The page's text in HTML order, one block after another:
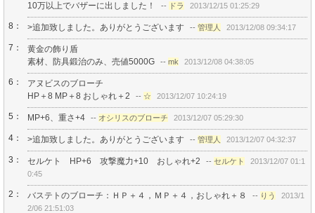
10万以上でバザーに出しました！
-- ドラ 2013/12/15 01:25:29
8： >追加致しました。ありがとうございます -- 管理人 2013/12/08 09:34:17
7：
黄金の飾り盾
素材、防具鍛治のみ、売値5000G
-- mk 2013/12/08 04:38:05
6：
アヌビスのブローチ
HP＋8 MP＋8 おしゃれ＋2
-- ☆ 2013/12/07 10:24:19
5： MP+6、重さ+4 -- オシリスのブローチ 2013/12/07 05:29:30
4： >追加致しました。ありがとうございます -- 管理人 2013/12/07 04:32:37
3： セルケト HP+6 攻撃魔力+10 おしゃれ+2 -- セルケト
2013/12/07 01:1
0:45
2： バステトのブローチ：ＨＰ＋４，ＭＰ＋４，おしゃれ＋８ -- りう
2013/1
2/06 21:51:03